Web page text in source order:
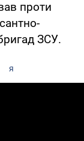
проти
ЗСУ.